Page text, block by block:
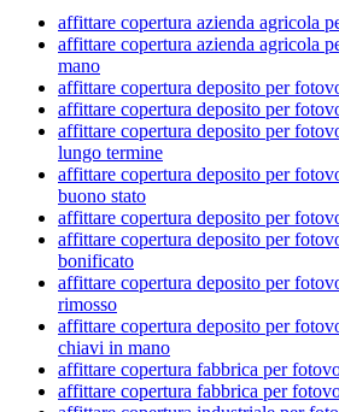
affittare copertura azienda agricola
affittare copertura azienda agricola
mano
affittare copertura deposito per
affittare copertura deposito per
affittare copertura deposito per
lungo termine
affittare copertura deposito per
buono stato
affittare copertura deposito per
affittare copertura deposito per
bonificato
affittare copertura deposito per
rimosso
affittare copertura deposito per
chiavi in mano
affittare copertura fabbrica per
affittare copertura fabbrica per